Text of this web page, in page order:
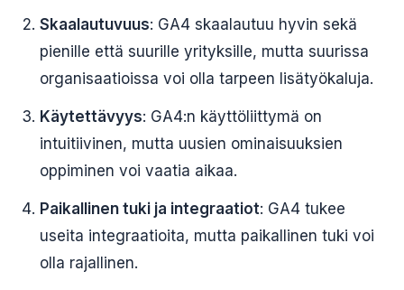
Skaalautuvuus: GA4 skaalautuu hyvin sekä
pienille että suurille yrityksille, mutta suurissa
organisaatioissa voi olla tarpeen lisätyökaluja.
Käytettävyys: GA4:n käyttöliittymä on
intuitiivinen, mutta uusien ominaisuuksien
oppiminen voi vaatia aikaa.
Paikallinen tuki ja integraatiot: GA4 tukee
useita integraatioita, mutta paikallinen tuki voi
olla rajallinen.